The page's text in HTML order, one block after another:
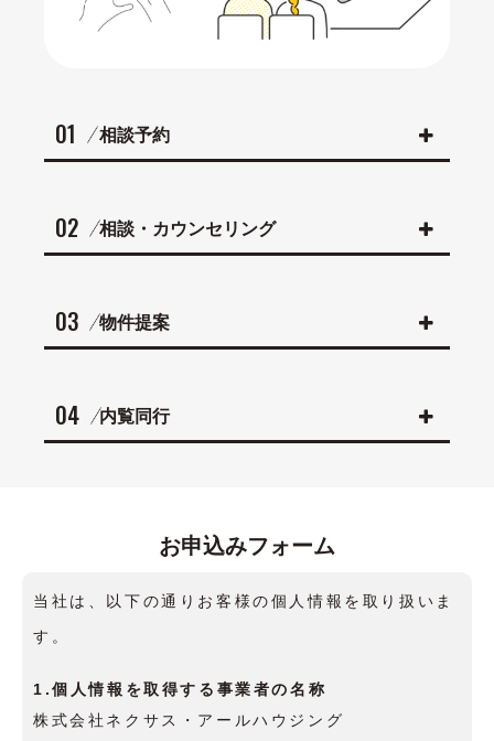
01 相談予約
02 相談・カウンセリング
03 物件提案
04 内覧同行
お申込みフォーム
当社は、以下の通りお客様の個人情報を取り扱いま
す。
1.個人情報を取得する事業者の名称
株式会社ネクサス・アールハウジング